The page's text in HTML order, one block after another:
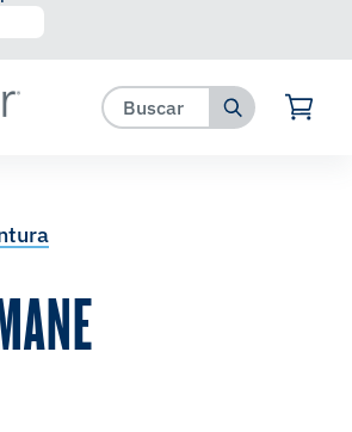
agregado a favoritos.